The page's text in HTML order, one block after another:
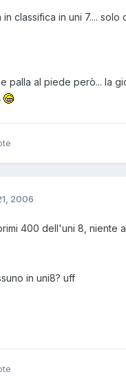
in classifica in uni 7....
palla al piede però... la
2006
400 dell'uni 8, niente
in uni8? uff